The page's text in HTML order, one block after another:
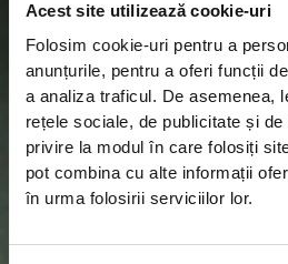
Acest site utilizează cookie-uri
Folosim cookie-uri pentru a
anunțurile, pentru a oferi funcții
a analiza traficul. De asemenea,
rețele sociale, de publicitate și
privire la modul în care folosiți
pot combina cu alte informații
în urma folosirii serviciilor lor.